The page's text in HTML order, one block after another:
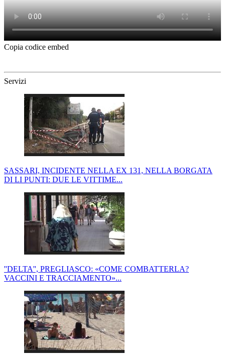
Copia codice embed
Servizi
SASSARI, INCIDENTE NELLA EX 131, NELLA BORGATA
DI LI PUNTI: DUE LE VITTIME...
''DELTA'', PREGLIASCO: «COME COMBATTERLA?
VACCINI E TRACCIAMENTO»...